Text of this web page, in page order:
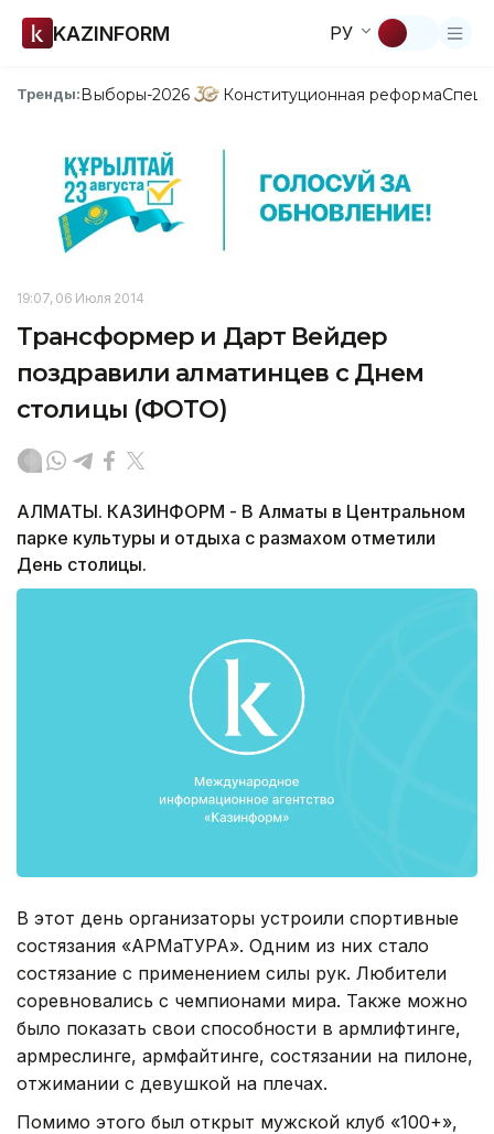
KAZINFORM РУ
Тренды:Выборы-2026 Конституционная реформа
19:07, 06 Июля 2014
Трансформер и Дарт Вейдер
поздравили алматинцев с Днем
столицы (ФОТО)
АЛМАТЫ. КАЗИНФОРМ - В Алматы в Центральном
парке культуры и отдыха с размахом отметили
День столицы.
В этот день организаторы устроили спортивные
состязания «АРМаТУРА». Одним из них стало
состязание с применением силы рук. Любители
соревновались с чемпионами мира. Также можно
было показать свои способности в армлифтинге,
армреслинге, армфайтинге, состязании на пилоне,
отжимании с девушкой на плечах.
Помимо этого был открыт мужской клуб «100+»,